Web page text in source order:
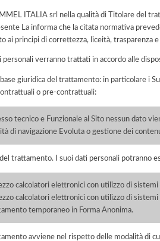
ITALIA srl nella qualità di Titolare del
La informa che la citata normativa
ai principi di correttezza, liceità, trasparenza
personali verranno trattati in accordo alle
base giuridica del trattamento: in particolare i
o pre-contrattuali:
tecnico e Funzionale al Sito nessun dato
di navigazione Evoluta o gestione dei
trattamento. I suoi dati personali potranno
calcolatori elettronici con utilizzo di
calcolatori elettronici con utilizzo di
temporaneo in Forma Anonima.
avviene nel rispetto delle modalità di